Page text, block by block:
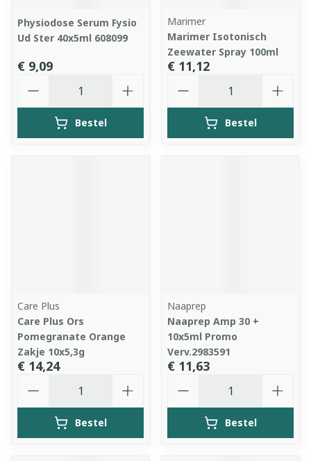
Physiodose Serum Fysio
Ud Ster 40x5ml 608099
€ 9,09
Bestel
Marimer
Marimer Isotonisch
Zeewater Spray 100ml
€ 11,12
Bestel
Care Plus
Care Plus Ors
Pomegranate Orange
Zakje 10x5,3g
€ 14,24
Bestel
Naaprep
Naaprep Amp 30 +
10x5ml Promo
Verv.2983591
€ 11,63
Bestel